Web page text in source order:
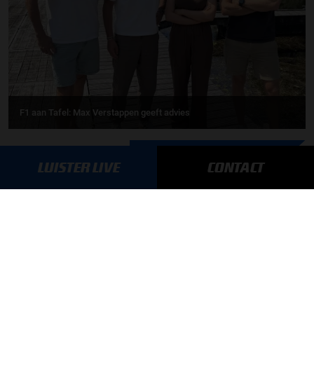
F1 aan Tafel: Max Verstappen geeft advies
MEER UPDATES
LUISTER LIVE CONTACT